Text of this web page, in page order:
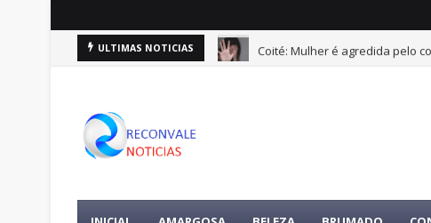
ULTIMAS NOTICIAS Coité: Mulher é agredida pelo